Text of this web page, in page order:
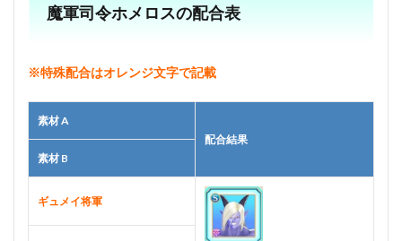
魔軍司令ホメロスの配合表
※特殊配合はオレンジ文字で記載
素材 A
配合結果
素材 B
ギュメイ将軍